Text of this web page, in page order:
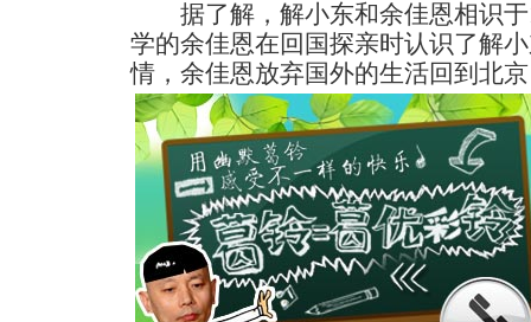
据了解，解小东和余佳恩相识于
学的余佳恩在回国探亲时认识了解
情，余佳恩放弃国外的生活回到北